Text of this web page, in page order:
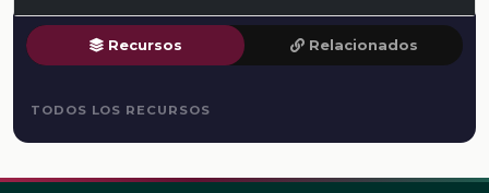
Recursos Relacionados
TODOS LOS RECURSOS